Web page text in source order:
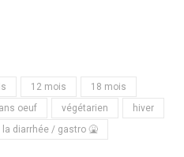
12 mois
18 mois
oeuf végétarien
hiver
diarrhée / gastro 🤮